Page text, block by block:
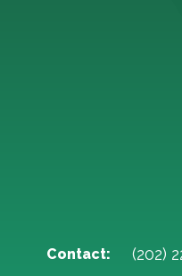
Contact: (202)